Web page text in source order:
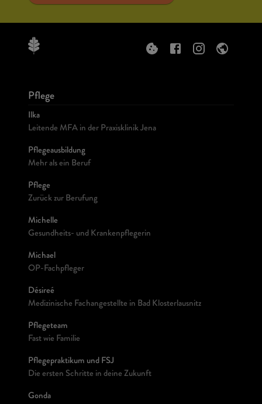
Pflege
Ilka
Leitende MFA in der Praxisklinik Jena
Pflegeausbildung
Mehr als ein Beruf
Pflege
Zurück zur Berufung
Michelle
Gesundheits- und Krankenpflegerin
Michael
OP-Fachpfleger
Désireé
Medizinische Fachangestellte in Bad Klosterlausnitz
Pflegeteam
Fast wie Familie
Pflegepraktikum und FSJ
Die ersten Schritte in deine Zukunft
Gonda